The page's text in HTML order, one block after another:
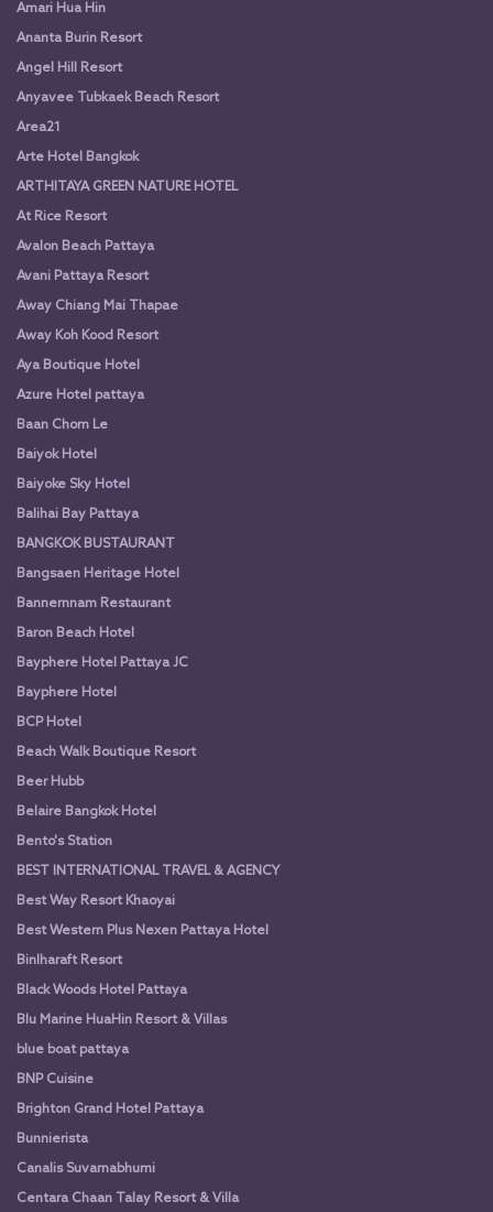
Amari Hua Hin
Ananta Burin Resort
Angel Hill Resort
Anyavee Tubkaek Beach Resort
Area21
Arte Hotel Bangkok
ARTHITAYA GREEN NATURE HOTEL
At Rice Resort
Avalon Beach Pattaya
Avani Pattaya Resort
Away Chiang Mai Thapae
Away Koh Kood Resort
Aya Boutique Hotel
Azure Hotel pattaya
Baan Chom Le
Baiyok Hotel
Baiyoke Sky Hotel
Balihai Bay Pattaya
BANGKOK BUSTAURANT
Bangsaen Heritage Hotel
Bannernnam Restaurant
Baron Beach Hotel
Bayphere Hotel Pattaya JC
Bayphere Hotel
BCP Hotel
Beach Walk Boutique Resort
Beer Hubb
Belaire Bangkok Hotel
Bento's Station
BEST INTERNATIONAL TRAVEL & AGENCY
Best Way Resort Khaoyai
Best Western Plus Nexen Pattaya Hotel
Binlharaft Resort
Black Woods Hotel Pattaya
Blu Marine HuaHin Resort & Villas
blue boat pattaya
BNP Cuisine
Brighton Grand Hotel Pattaya
Bunnierista
Canalis Suvarnabhumi
Centara Chaan Talay Resort & Villa